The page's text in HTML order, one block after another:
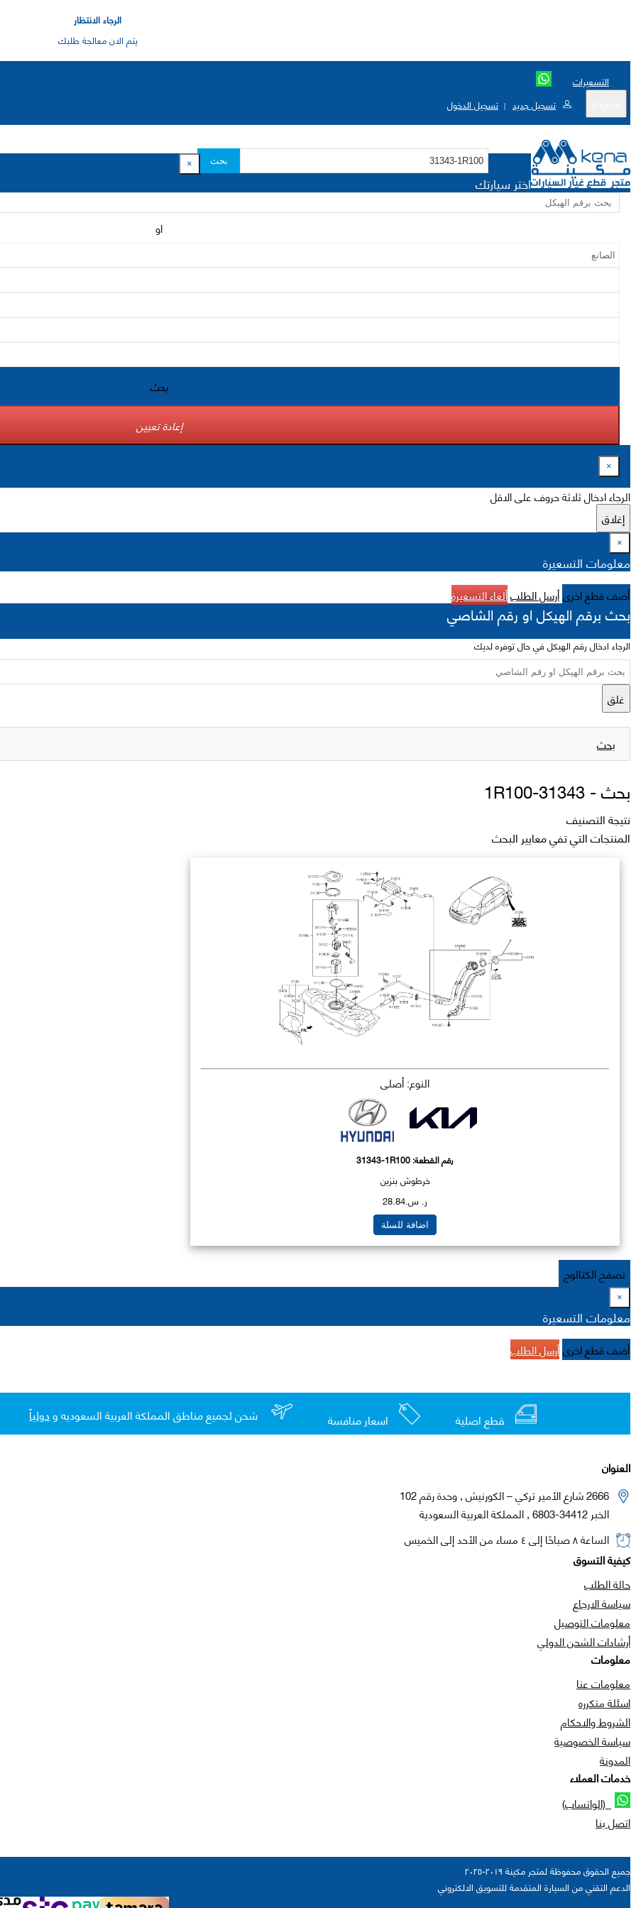
الرجاء الانتظار
يتم الان معالجة طلبك
التسعيرات
تسجيل جديد | تسجيل الدخول
بحث ×
اختر سيارتك
او
بحث
إعادة تعيين
×
الرجاء ادخال ثلاثة حروف على الاقل
إغلاق
×
معلومات التسعيرة
أضف قطع اخرىأرسل الطلبألغاء التسعيرة
بحث برقم الهيكل او رقم الشاصي
الرجاء ادخال رقم الهيكل في حال توفره لديك
غلق
بحث
بحث -31343-1R100
نتيجة التصنيف
المنتجات التي تفي معايير البحث
النوع: أصلي
رقم القطعة:31343-1R100
خرطوش بنزين
ر. س.28.84
اضافة للسلة
تصفح الكتالوج
×
معلومات التسعيرة
أضف قطع اخرىأرسل الطلب
قطع اصلية اسعار منافسة شحن لجميع مناطق المملكة العربية السعوديه ودولياً
العنوان
2666 شارع الأمير تركي – الكورنيش , وحدة رقم 102
الخبر 34412-6803 , المملكة العربية السعودية
الساعة ٨ صباحًا إلى ٤ مساء من الأحد إلى الخميس
كيفية التسوق
حالة الطلب
سياسة الارجاع
معلومات التوصيل
أرشادات الشحن الدولي
معلومات
معلومات عنا
اسئلة متكرره
الشروط والاحكام
سياسة الخصوصية
المدونة
خدمات العملاء
(الواتساب)
اتصل بنا
جميع الحقوق محفوظة لمتجر مكينة ٢٠١٩-٢٠٢٥
الدعم التقني من السيارة المتقدمة للتسويق الالكتروني